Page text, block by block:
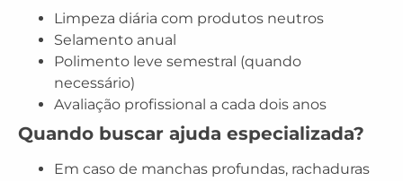
Limpeza diária com produtos neutros
Selamento anual
Polimento leve semestral (quando
necessário)
Avaliação profissional a cada dois anos
Quando buscar ajuda especializada?
Em caso de manchas profundas, rachaduras